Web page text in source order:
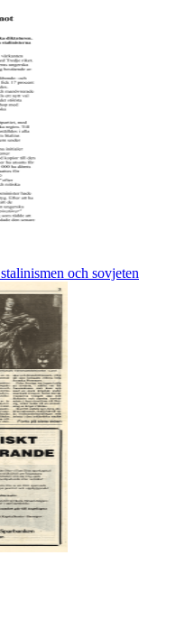
och sovjeten